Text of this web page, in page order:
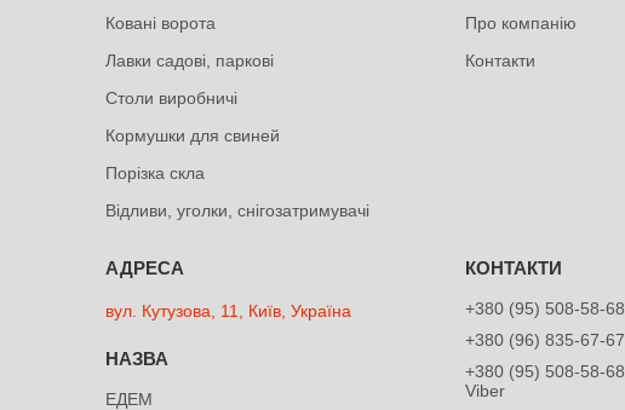
Ковані ворота
Лавки садові, паркові
Столи виробничі
Кормушки для свиней
Порізка скла
Відливи, уголки, снігозатримувачі
Про компанію
Контакти
вул. Кутузова, 11, Київ, Україна
ЕДЕМ
+380 (95) 508-58-68
+380 (96) 835-67-67
+380 (95) 508-58-68
Viber